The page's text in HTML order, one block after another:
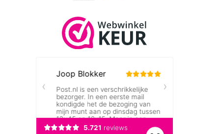
de U.S Mint. Op de voorkant staat een
prachtige afbeelding van de Eagle, op de
achterkant het portret van Walking Liberty. De
munt is gegraded door NGC en beoordeeld
kunnen een score krijgen van 1 t/m 70 waarbij
70 de hoogst mogelijke score is).
Het gehalte
De gouden American Eagles bestaat voor
91,67% uit goud, voor 3% uit zilver en voor